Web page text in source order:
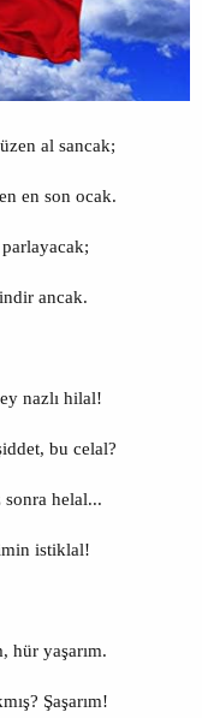
al sancak;
en son ocak.
ancak.
nazlı hilal!
bu celal?
sonra helal...
istiklal!
hür yaşarım.
Şaşarım!